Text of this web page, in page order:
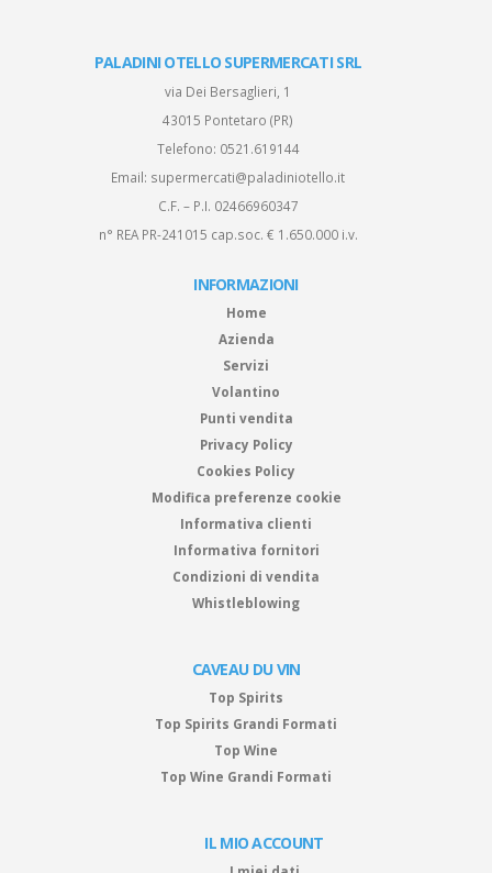
PALADINI OTELLO SUPERMERCATI SRL
via Dei Bersaglieri, 1
43015 Pontetaro (PR)
Telefono: 0521.619144
Email: supermercati@paladiniotello.it
C.F. – P.I. 02466960347
n° REA PR-241015 cap.soc. € 1.650.000 i.v.
INFORMAZIONI
Home
Azienda
Servizi
Volantino
Punti vendita
Privacy Policy
Cookies Policy
Modifica preferenze cookie
Informativa clienti
Informativa fornitori
Condizioni di vendita
Whistleblowing
CAVEAU DU VIN
Top Spirits
Top Spirits Grandi Formati
Top Wine
Top Wine Grandi Formati
IL MIO ACCOUNT